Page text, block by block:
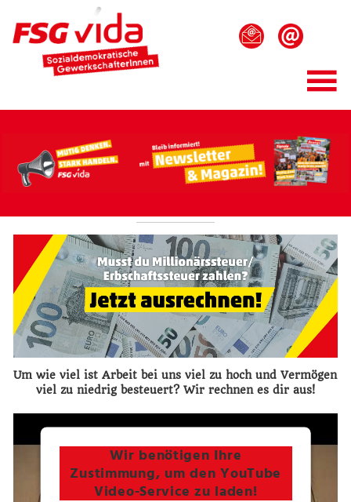
Um wie viel ist Arbeit bei uns viel zu hoch und Vermögen
viel zu niedrig besteuert? Wir rechnen es dir aus!
Wir benötigen Ihre
Zustimmung, um den YouTube
Video-Service zu laden!